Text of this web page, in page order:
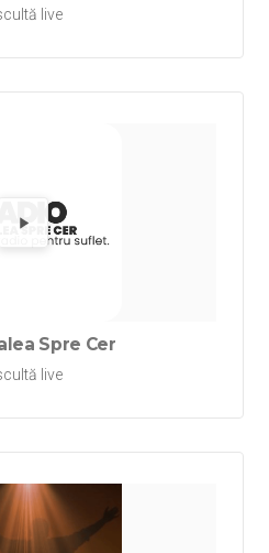
live
Redă
Spre Cer
live